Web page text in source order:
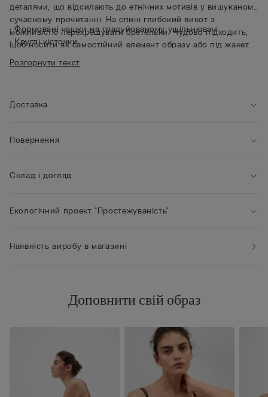
деталями, що відсилають до етнічних мотивів у вишуканому
сучасному прочитанні. На спині глибокий викот з
можливістю перехрещувати бретельки. Чудово підходить,
щоб носити як самостійний елемент образу або під жакет.
• Формовані чашки на градуйованому ущільнювачі
• Круглі кісточки
• Пояс повністю продубльований тюлем
• Зріст моделі 175 см, розмір 2B / 75B / 34B / 85B / 42B
Розгорнути текст
Доставка
Повернення
Склад і догляд
Екологічний проект "Простежуваність"
Наявність виробу в магазині
Доповнити свій образ